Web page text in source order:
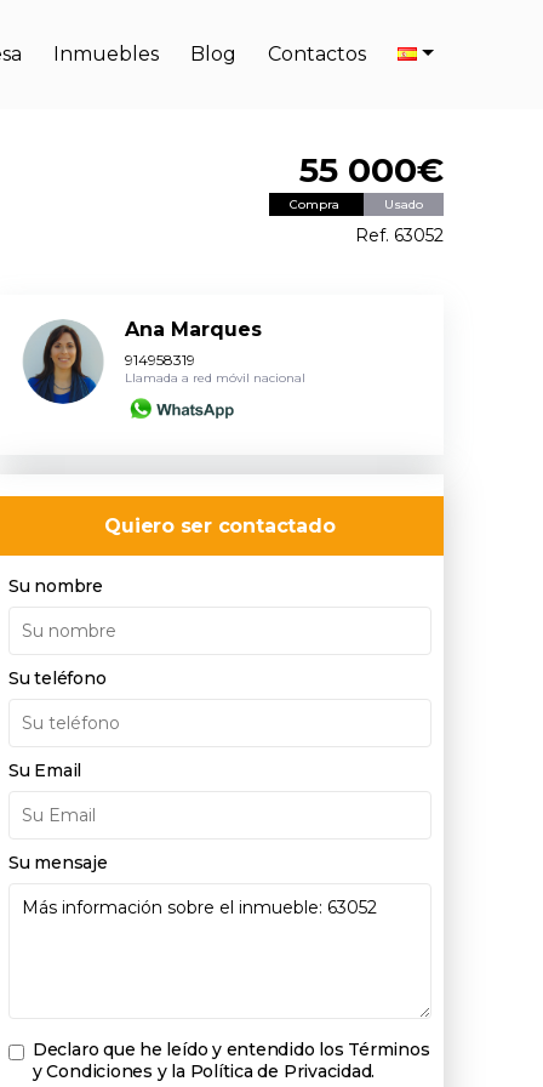
Inmuebles Blog Contactos
55 000€
Compra Usado
Ref. 63052
Ana Marques
914958319
Llamada a red móvil nacional
Quiero ser contactado
Su nombre
Su teléfono
Su Email
Su mensaje
Declaro que he leído y entendido los Términos
y Condiciones y la Política de Privacidad.